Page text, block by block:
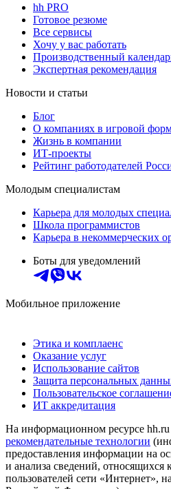
hh PRO
Готовое резюме
Все сервисы
Хочу у вас работать
Производственный
Экспертная рекомендация
Новости и статьи
Блог
О компаниях в игровой
Жизнь в компании
ИТ-проекты
Рейтинг работодателей
Молодым специалистам
Карьера для молодых
Школа программистов
Карьера в некоммерческих
Боты для уведомлений
Мобильное приложение
Этика и комплаенс
Оказание услуг
Использование сайтов
Защита персональных
Пользовательское
ИТ аккредитация
На информационном ресурсе hh.ru
рекомендательные технологии
предоставления информации на
и анализа сведений, относящихся
пользователей сети «Интернет»,